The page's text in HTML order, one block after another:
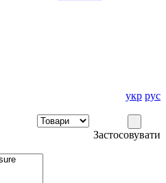
укр рус
Застосовувати